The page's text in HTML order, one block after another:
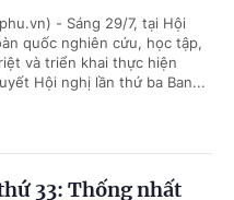
- Sáng 29/7, tại Hội
quốc nghiên cứu, học tập,
và triển khai thực hiện
Hội nghị lần thứ ba Ban...
33: Thống nhất